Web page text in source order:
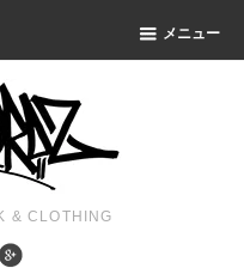
メニュー
& CLOTHING